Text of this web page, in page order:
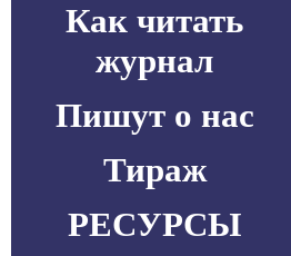
Как читать
журнал
Пишут о нас
Тираж
РЕСУРСЫ